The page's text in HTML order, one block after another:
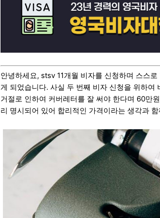
안녕하세요, stsv 11개월 비자를 신청하며 스스
게 되었습니다. 사실 두 번째 비자 신청을 위하
거절로 인하여 커버레터를 잘 써야 한다며 60만
리 명시되어 있어 합리적인 가격이라는 생각과